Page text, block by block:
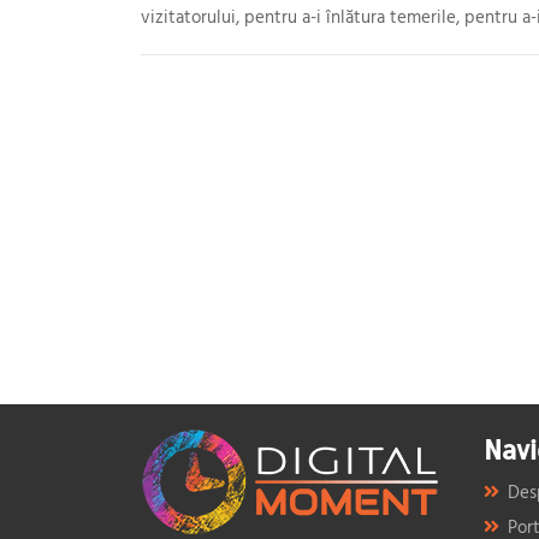
vizitatorului, pentru a-i înlătura temerile, pentru